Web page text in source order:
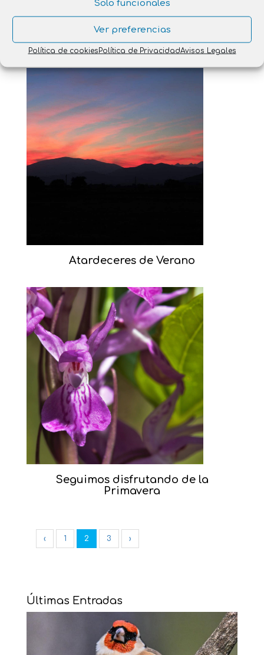
Solo funcionales
Ver preferencias
Política de cookies Política de PrivacidadAvisos Legales
Julio y el entorno de Gerbe
Atardeceres de Verano
Seguimos disfrutando de la
Primavera
‹ 1 2 3 ›
Últimas Entradas